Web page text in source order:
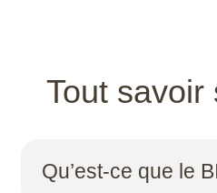
Tout savoir
Qu’est-ce que le